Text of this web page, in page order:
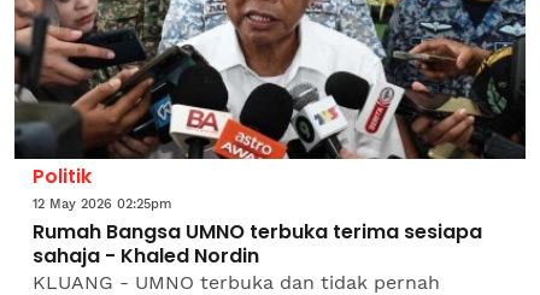
Politik
12 May 2026 02:25pm
Rumah Bangsa UMNO terbuka terima sesiapa
sahaja - Khaled Nordin
KLUANG - UMNO terbuka dan tidak pernah